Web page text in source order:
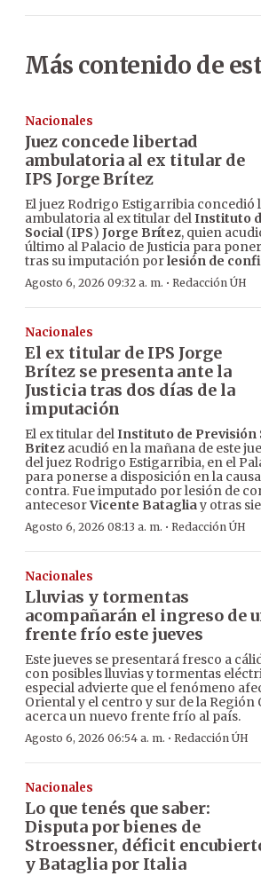
Más contenido de
Nacionales
Juez concede libertad
ambulatoria al ex titular de
IPS Jorge Brítez
El juez Rodrigo Estigarribia concedió
ambulatoria al ex titular delInstituto
Social(IPS) Jorge Brítez, quien
último al Palacio de Justicia para
tras su imputación porlesión de
Agosto 6, 2026 09:32 a. m. · Redacción ÚH
Nacionales
El ex titular de IPS Jorge
Brítez se presenta ante la
Justicia tras dos días de la
imputación
El ex titular delInstituto de Previsión
Britez acudió en la mañana de este
del juez Rodrigo Estigarribia, en el
para ponerse a disposición en la
contra. Fue imputado por lesión de
antecesorVicente Batagliay otras
Agosto 6, 2026 08:13 a. m. · Redacción ÚH
Nacionales
Lluvias y tormentas
acompañarán el ingreso de
frente frío este jueves
Este jueves se presentará fresco a
con posibles lluvias y tormentas
especial advierte que el fenómeno
Oriental y el centro y sur de la Región
acerca un nuevo frente frío al país.
Agosto 6, 2026 06:54 a. m. · Redacción ÚH
Nacionales
Lo que tenés que saber:
Disputa por bienes de
Stroessner, déficit
y Bataglia por Italia